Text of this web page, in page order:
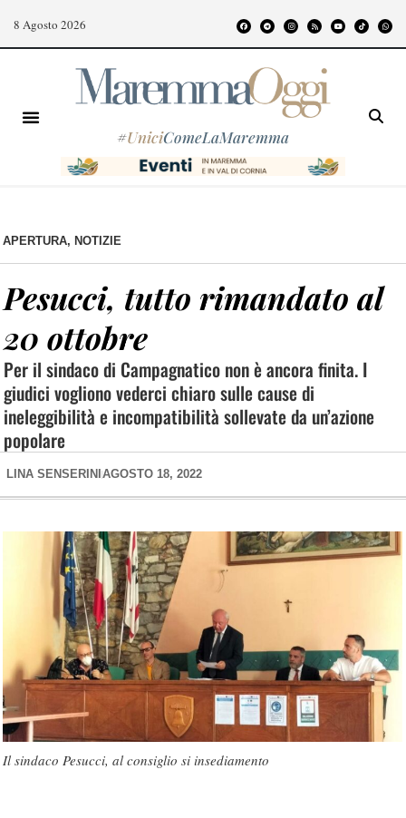
8 Agosto 2026
#UniciComeLaMaremma
APERTURA, NOTIZIE
Pesucci, tutto rimandato al
20 ottobre
Per il sindaco di Campagnatico non è ancora finita. I
giudici vogliono vederci chiaro sulle cause di
ineleggibilità e incompatibilità sollevate da un’azione
popolare
LINA SENSERINI AGOSTO 18, 2022
Il sindaco Pesucci, al consiglio si insediamento